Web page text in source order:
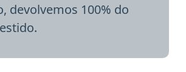
devolvemos 100% do